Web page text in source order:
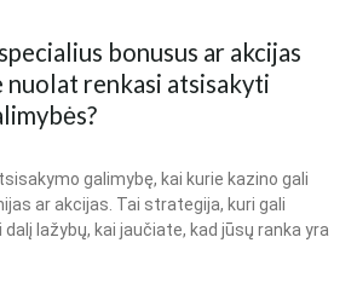
bonusus ar akcijas
nuolat renkasi atsisakyti
galimybę, kai kurie kazino gali
ar akcijas. Tai strategija, kuri gali
lažybų, kai jaučiate, kad jūsų ranka yra